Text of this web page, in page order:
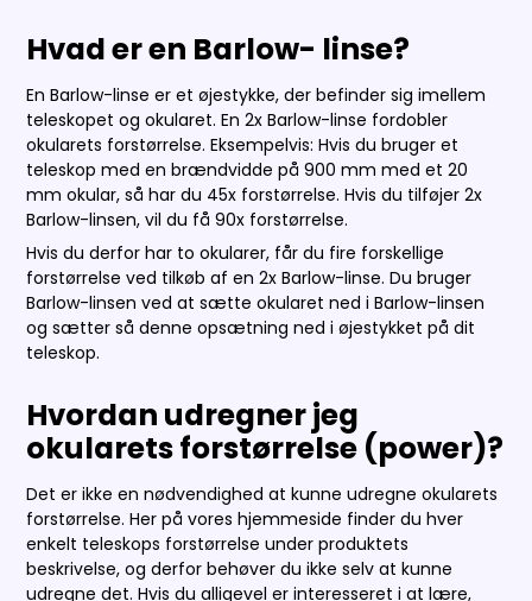
Hvad er en Barlow- linse?
En Barlow-linse er et øjestykke, der befinder sig imellem
teleskopet og okularet. En 2x Barlow-linse fordobler
okularets forstørrelse. Eksempelvis: Hvis du bruger et
teleskop med en brændvidde på 900 mm med et 20
mm okular, så har du 45x forstørrelse. Hvis du tilføjer 2x
Barlow-linsen, vil du få 90x forstørrelse.
Hvis du derfor har to okularer, får du fire forskellige
forstørrelse ved tilkøb af en 2x Barlow-linse. Du bruger
Barlow-linsen ved at sætte okularet ned i Barlow-linsen
og sætter så denne opsætning ned i øjestykket på dit
teleskop.
Hvordan udregner jeg
okularets forstørrelse (power)?
Det er ikke en nødvendighed at kunne udregne okularets
forstørrelse. Her på vores hjemmeside finder du hver
enkelt teleskops forstørrelse under produktets
beskrivelse, og derfor behøver du ikke selv at kunne
udregne det. Hvis du alligevel er interesseret i at lære,